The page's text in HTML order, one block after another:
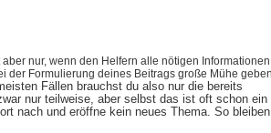
nur, wenn den Helfern alle nötigen Informationen
der Formulierung deines Beitrags große Mühe
Fällen brauchst du also nur die bereits
nur teilweise, aber selbst das ist oft schon ein
nach und eröffne kein neues Thema. So bleiben